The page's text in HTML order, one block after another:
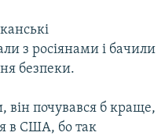
з росіянами і бачили
безпеки.
він почувався б краще,
в США, бо так